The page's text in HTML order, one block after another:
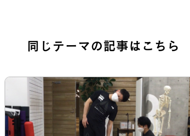
同じテーマの記事はこちら